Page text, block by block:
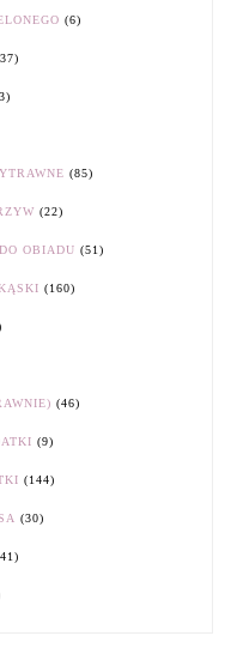
(6)
(85)
(22)
OBIADU (51)
(160)
(46)
(9)
(144)
(30)